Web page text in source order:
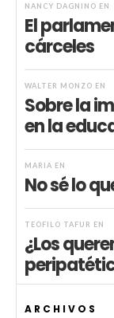
NANCY DAGNINO EN
El
cárceles
WALTER MONZÓ EN
Sobre la
en la
MARIA EN
No sé lo
TEÓFILO TAFUR EN
¿Los
ARCHIVOS